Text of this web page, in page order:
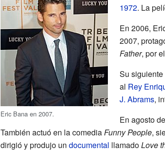
Eric Bana en 2007.
1972. La
En 2006,
2007,
Father, por
Su
al Rey
J. Abrams,
En agosto
También actuó en la comediaFunny People,
dirigió y produjo un documental llamadoLove